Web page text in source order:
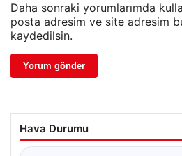
Daha sonraki yorumlarımda
posta adresim ve site adresim
kaydedilsin.
Hava Durumu